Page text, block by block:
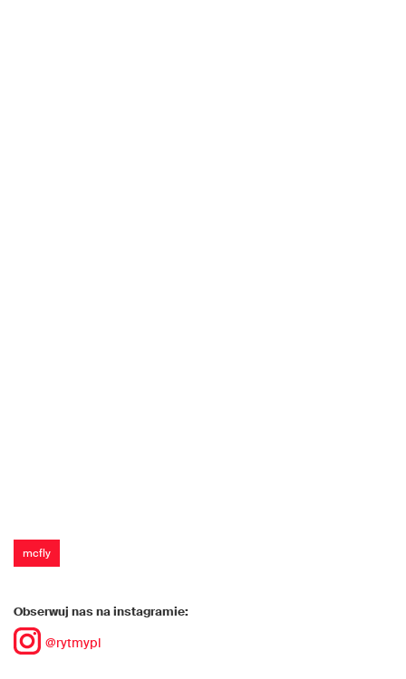
mcfly
Obserwuj nas na instagramie:
@rytmypl